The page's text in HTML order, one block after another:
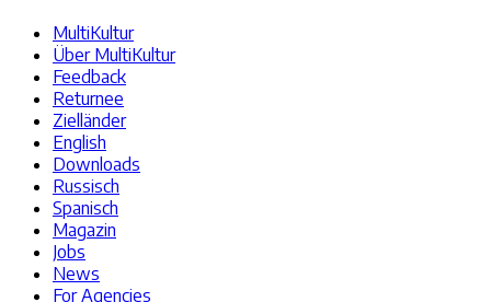
MultiKultur
Über MultiKultur
Feedback
Returnee
Zielländer
English
Downloads
Russisch
Spanisch
Magazin
Jobs
News
For Agencies